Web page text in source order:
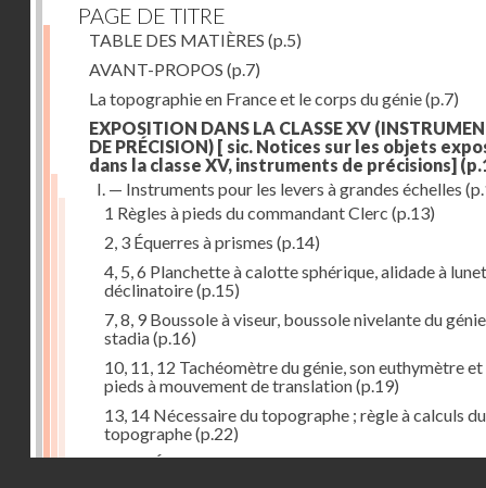
PAGE DE TITRE
TABLE DES MATIÈRES (p.5)
AVANT-PROPOS (p.7)
La topographie en France et le corps du génie(p.7)
EXPOSITION DANS LA CLASSE XV
DE PRÉCISION) [ sic. Notices sur les objets
dans la classe XV, instruments de précisions]
I. — Instruments pour les levers à grandes échelles
1 Règles à pieds du commandant Clerc (p.13)
2, 3 Équerres à prismes (p.14)
4, 5, 6 Planchette à calotte sphérique, alidade à
déclinatoire(p.15)
7, 8, 9 Boussole à viseur, boussole nivelante du
stadia(p.16)
10, 11, 12 Tachéomètre du génie, son euthymètre et
pieds à mouvement de translation(p.19)
13, 14 Nécessaire du topographe ; règle à calculs du
topographe(p.22)
15, 16 Échelles de projection et de réduction à